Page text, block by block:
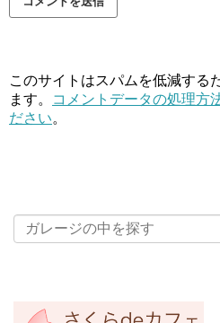
このサイトはスパムを低減する
ます。
コメントデータの処理方
ださい。